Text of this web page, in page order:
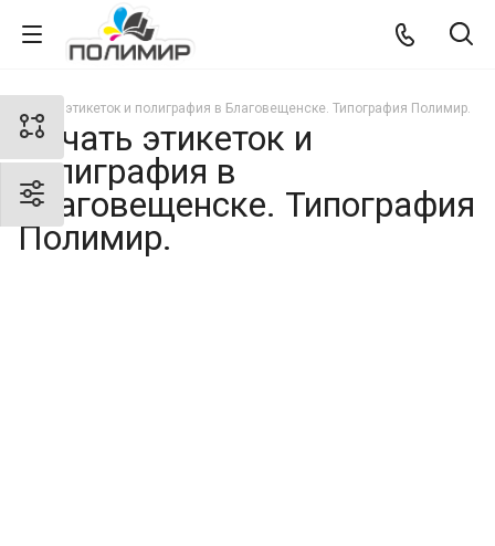
Печать этикеток и полиграфия в Благовещенске. Типография Полимир.
Печать этикеток и
полиграфия в
Благовещенске. Типография
Полимир.